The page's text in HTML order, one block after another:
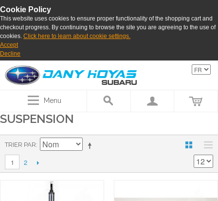
Cookie Policy
This website uses cookies to ensure proper functionality of the shopping cart and
checkout progress. By continuing to browse the site you are agreeing to the use of
cookies. Click here to learn about cookie settings.
Accept
Decline
Menu
SUSPENSION
TRIER PAR
1 2